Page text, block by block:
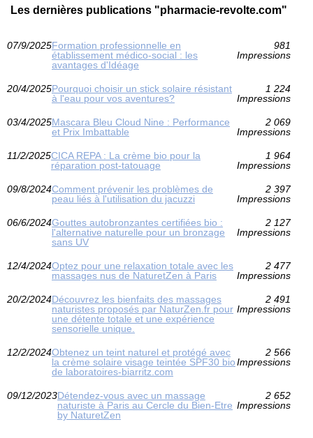
Les dernières publications "pharmacie-revolte.com"
07/9/2025Formation professionnelle en
établissement médico-social : les
avantages d'Idéage
981
Impressions
20/4/2025Pourquoi choisir un stick solaire résistant
à l'eau pour vos aventures?
1 224
Impressions
03/4/2025Mascara Bleu Cloud Nine : Performance
et Prix Imbattable
2 069
Impressions
11/2/2025CICA REPA : La crème bio pour la
réparation post-tatouage
1 964
Impressions
09/8/2024Comment prévenir les problèmes de
peau liés à l'utilisation du jacuzzi
2 397
Impressions
06/6/2024Gouttes autobronzantes certifiées bio :
l'alternative naturelle pour un bronzage
sans UV
2 127
Impressions
12/4/2024Optez pour une relaxation totale avec les
massages nus de NaturetZen à Paris
2 477
Impressions
20/2/2024Découvrez les bienfaits des massages
naturistes proposés par NaturZen.fr pour
une détente totale et une expérience
sensorielle unique.
2 491
Impressions
12/2/2024Obtenez un teint naturel et protégé avec
la crème solaire visage teintée SPF30 bio
de laboratoires-biarritz.com
2 566
Impressions
09/12/2023Détendez-vous avec un massage
naturiste à Paris au Cercle du Bien-Etre
by NaturetZen
2 652
Impressions